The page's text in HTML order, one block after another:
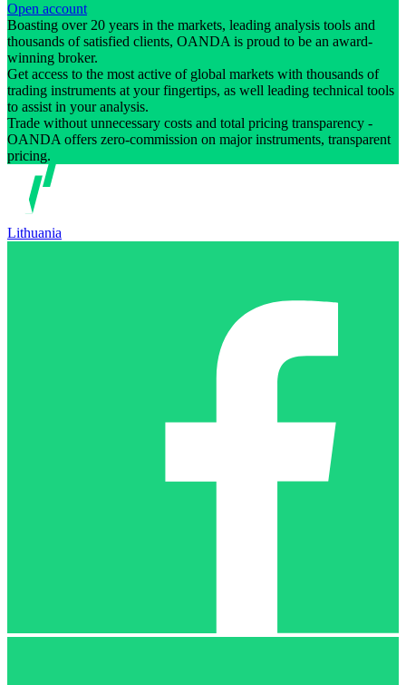
Open account
Boasting over 20 years in the markets, leading analysis tools and
thousands of satisfied clients, OANDA is proud to be an award-
winning broker.
Get access to the most active of global markets with thousands of
trading instruments at your fingertips, as well leading technical tools
to assist in your analysis.
Trade without unnecessary costs and total pricing transparency -
OANDA offers zero-commission on major instruments, transparent
pricing.
Lithuania